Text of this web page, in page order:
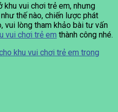
khu vui chơi trẻ em, nhưng
thế nào, chiến lược phát
vui lòng tham khảo bài tư vấn
vui chơi trẻ em thành công nhé.
khu vui chơi trẻ em trong